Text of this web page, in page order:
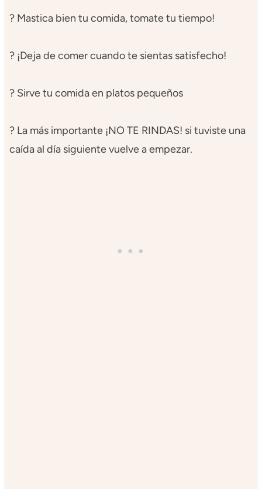
? Mastica bien tu comida, tomate tu tiempo!
? ¡Deja de comer cuando te sientas satisfecho!
? Sirve tu comida en platos pequeños
? La más importante ¡NO TE RINDAS! si tuviste una
caída al día siguiente vuelve a empezar.